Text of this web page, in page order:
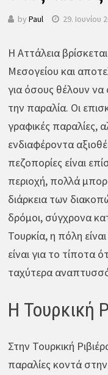
by Paul 29. Ιουνίου
Η Αττάλεια
Μεσογείου και
για όσους θέλουν
την παραλία. Οι
γραφικές παραλίες,
ενδιαφέροντα
πεζοπορίες είναι
περιοχή, πολλά
διάρκεια των
δρόμοι, σύγχρονα
Τουρκία, η πόλη
είναι για το τίποτα
ταχύτερα
Η Τουρκική
Στην Τουρκική
παραλίες κοντά